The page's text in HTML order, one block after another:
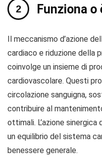
Funziona
Il meccanismo d’azione
cardiaco e riduzione della
coinvolge un insieme di
cardiovascolare. Questi
circolazione sanguigna,
contribuire al
ottimali. L’azione
un equilibrio del sistema
benessere generale.